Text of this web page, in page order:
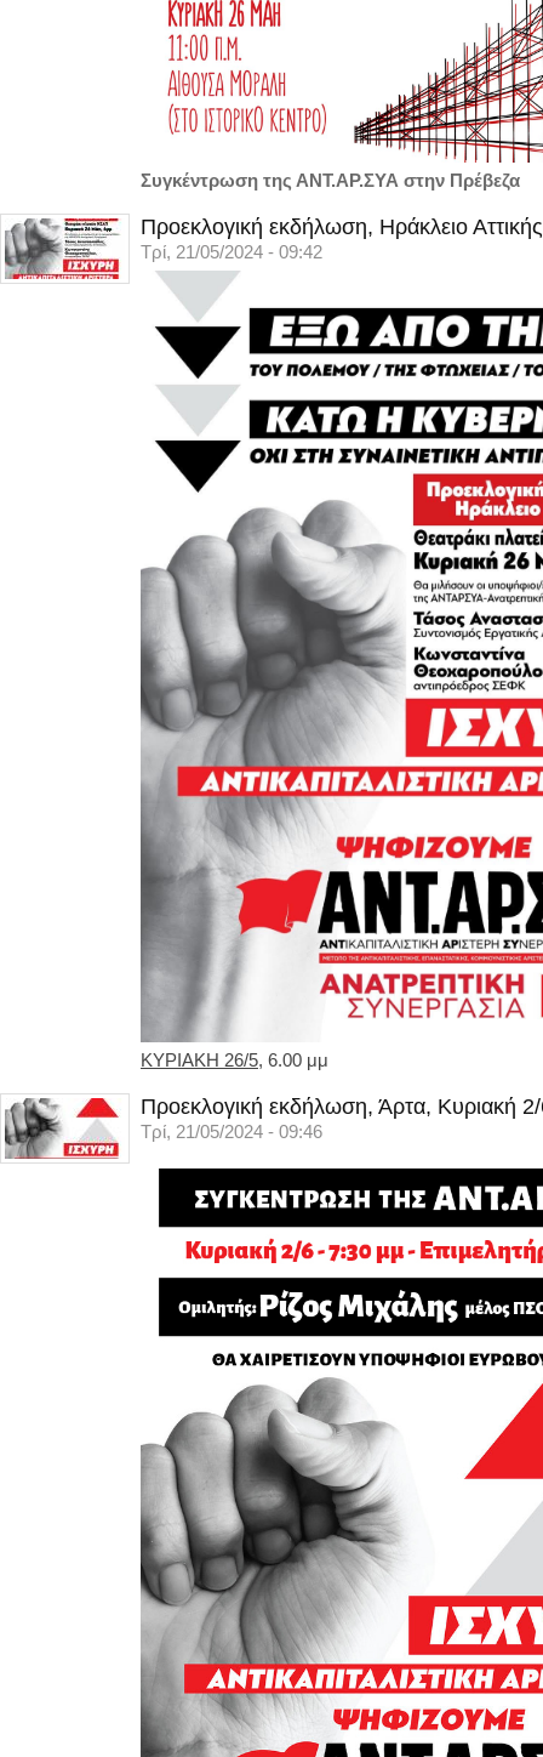
Συγκέντρωση της ΑΝΤ.ΑΡ.ΣΥΑ στην Πρέβεζα
Προεκλογική εκδήλωση, Ηράκλειο
Τρί, 21/05/2024 - 09:42
ΚΥΡΙΑΚΗ 26/5, 6.00 μμ
Προεκλογική εκδήλωση, Άρτα, Κυριακή
Τρί, 21/05/2024 - 09:46